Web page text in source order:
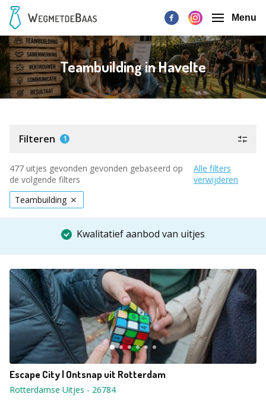
Menu
Teambuilding in Havelte
Filteren 1
477 uitjes gevonden gevonden gebaseerd op
de volgende filters
Alle filters
verwijderen
Teambuilding
Kwalitatief aanbod van uitjes
Escape City | Ontsnap uit Rotterdam
Rotterdamse Uitjes - 26784